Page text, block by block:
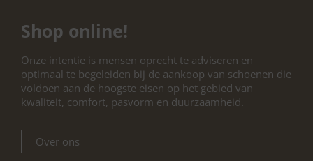
Shop online!
Onze intentie is mensen oprecht te adviseren en
optimaal te begeleiden bij de aankoop van schoenen die
voldoen aan de hoogste eisen op het gebied van
kwaliteit, comfort, pasvorm en duurzaamheid.
Over ons